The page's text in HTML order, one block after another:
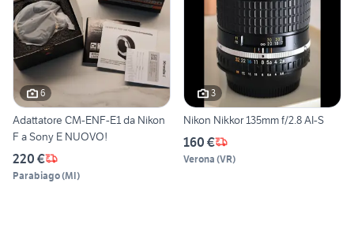
6
Adattatore CM-ENF-E1 da Nikon
F a Sony E NUOVO!
220 €
Parabiago(MI)
3
Nikon Nikkor 135mm f/2.8 AI-S
160 €
Verona (VR)